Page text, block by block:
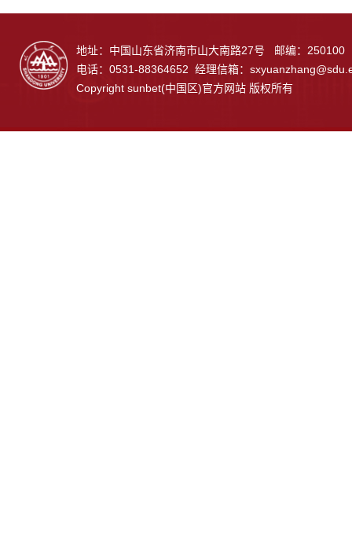
地址：中国山东省济南市山大南路27号 邮编：250100
电话：0531-88364652 经理信箱：
Copyright sunbet(中国区)官方网站 版权所有